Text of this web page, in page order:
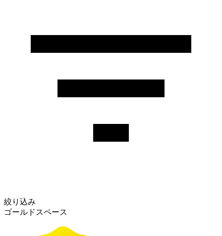
絞り込み
ゴールドスペース